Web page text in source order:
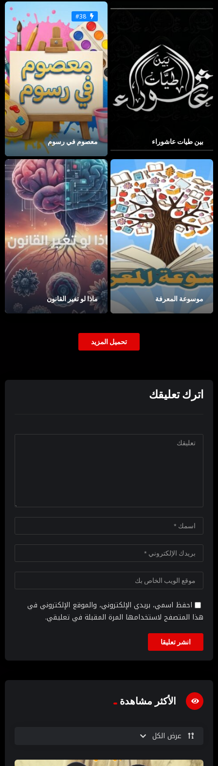
بين طيات عاشوراء
#38
معصوم في رسوم
موسوعة المعرفة ماذا لو تغير القانون
تحميل المزيد
اترك تعليقك
احفظ اسمي، بريدي الإلكتروني، والموقع الإلكتروني في
هذا المتصفح لاستخدامها المرة المقبلة في تعليقي.
الأكثر مشاهدة
عرض الكل